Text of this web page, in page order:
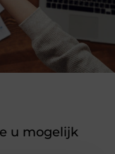
u mogelijk